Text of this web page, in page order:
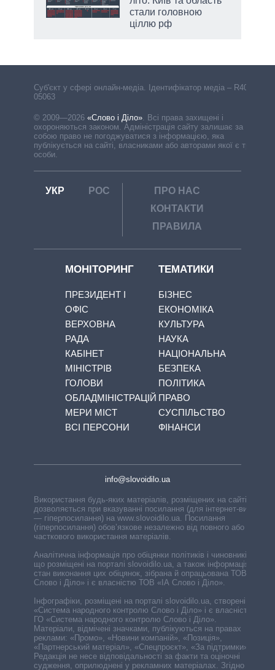
стали головною
ціллю рф
Cуб'єкт у сфері онлайн-медіа. Ідентифікатор медіа – R40-
05063
© 2009—2026 «Слово і Діло». Всі права захищені і
охороняються законом. Адміністрація сайту залишає за
собою право не погоджуватися з інформацією, яка
публікується на сайті, власниками або авторами якої є треті
особи.
УКР РОС
ПРО НАС
КОНТАКТИ
ПРАВИЛА
МОНІТОРИНГ
ПРЕЗИДЕНТ І
ОФІС
ВЕРХОВНА
РАДА
КАБІНЕТ
МІНІСТРІВ
ГОЛОВИ
ОБЛАДМІНІСТРАЦІЙ
МЕРИ МІСТ
ВСІ ПЕРСОНИ
ТЕМАТИКИ
БІЗНЕС
ЕКОНОМІКА
КУЛЬТУРА
НАУКА
НАЦІОНАЛЬНА
БЕЗПЕКА
ПОЛІТИКА
ПРАВО
СУСПІЛЬСТВО
ФІНАНСИ
info@slovoidilo.ua
Використання будь-яких матеріалів, розміщених на сайті,
дозволяється при вказуванні посилання (для інтернет-видань
— гіперпосилання) на www.slovoidilo.ua. Посилання
(гіперпосилання) обов’язкове незалежно від повного або
часткового використання матеріалів.
Аналітична інформація про обіцянки політиків і чиновників,
що розміщені на порталі slovoidilo.ua, а також інформація про
стан виконання цих обіцянок, зібрана й опрацьована ТОВ «ІА
Слово і Діло» і є власністю ТОВ «ІА Слово і Діло».
Інфографіки, розміщені на порталі slovoidilo.ua, створені ГО
«Система народного контролю Слово і Діло» і є власністю
ГО «Система народного контролю Слово і Діло».
Матеріали, відмічені значками, публікуються на правах
реклами: «Промо», «Новини компаній», «Позиція»,
«Партнерський матеріал», «Спецпроєкт», «За підтримки».
Редакція не несе відповідальності за факти та оціночні
судження, оприлюднені у рекламних матеріалах. Згідно з